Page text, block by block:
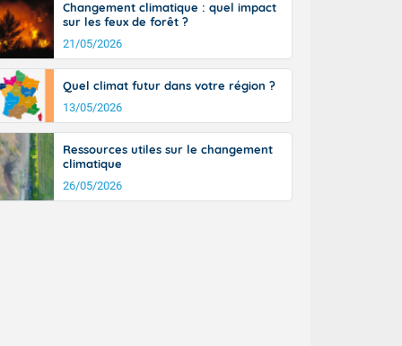
localement,
Changement climatique : quel impact
sur les feux de forêt ?
21/05/2026
Quel climat futur dans votre région ?
13/05/2026
Ressources utiles sur le changement
climatique
26/05/2026